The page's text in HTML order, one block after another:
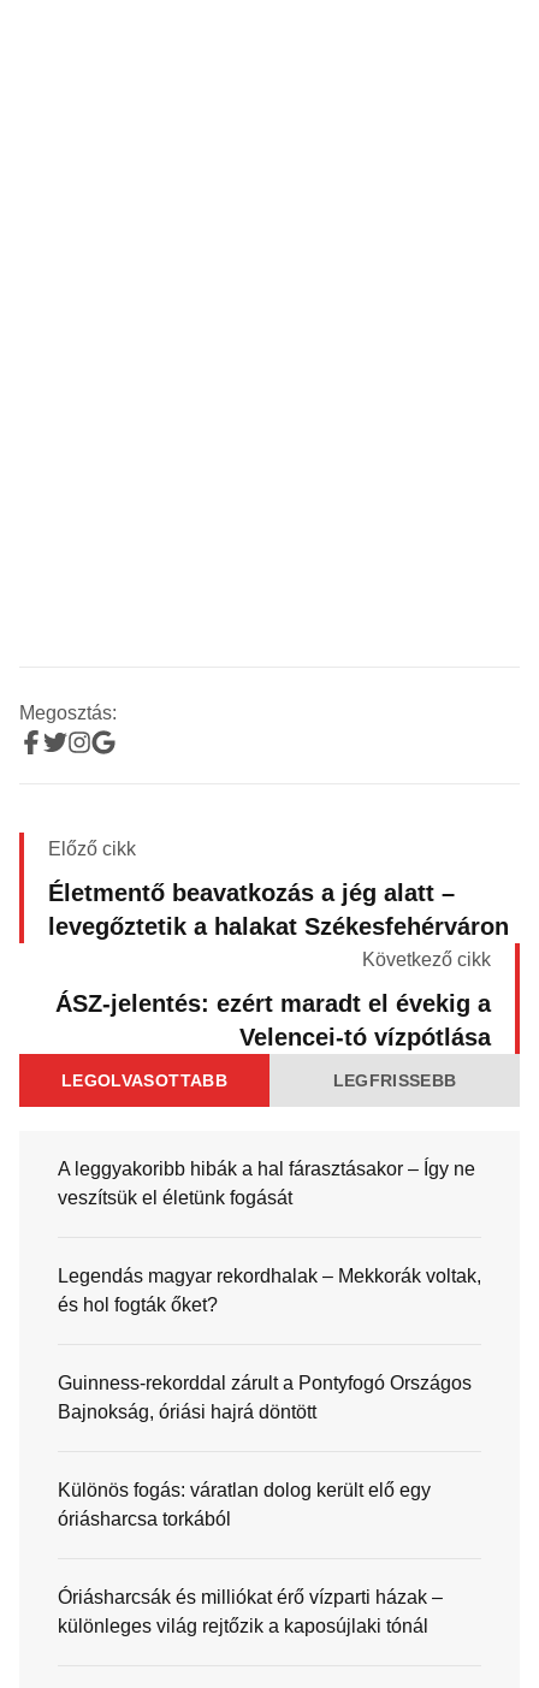
Megosztás:
Előző cikk
Életmentő beavatkozás a jég alatt –
levegőztetik a halakat Székesfehérváron
Következő cikk
ÁSZ-jelentés: ezért maradt el évekig a
Velencei-tó vízpótlása
LEGOLVASOTTABB LEGFRISSEBB
A leggyakoribb hibák a hal fárasztásakor – Így ne
veszítsük el életünk fogását
Legendás magyar rekordhalak – Mekkorák voltak,
és hol fogták őket?
Guinness-rekorddal zárult a Pontyfogó Országos
Bajnokság, óriási hajrá döntött
Különös fogás: váratlan dolog került elő egy
óriásharcsa torkából
Óriásharcsák és milliókat érő vízparti házak –
különleges világ rejtőzik a kaposújlaki tónál